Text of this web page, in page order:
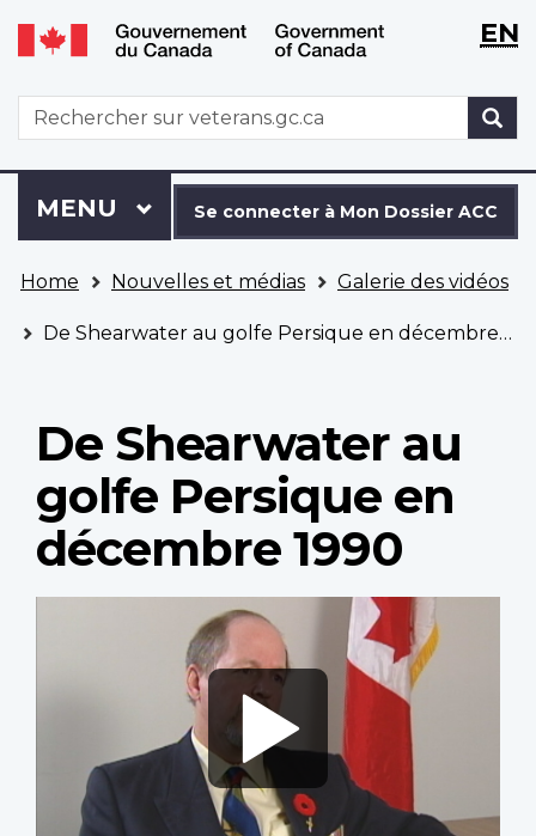
Aller
au
principal
Passer
à
version
HTML
simplifiée
WxT
WxTEN
WxT
Search
form
connecter
à
Dossier
ACC
Se connecter à Mon Dossier ACC
Menu
MENU PRINCIPAL
êtes
ici
Home Nouvelles et médias Galerie des vidéos
De Shearwater au golfe Persique en décembre 1990
De Shearwater au
golfe Persique en
décembre 1990